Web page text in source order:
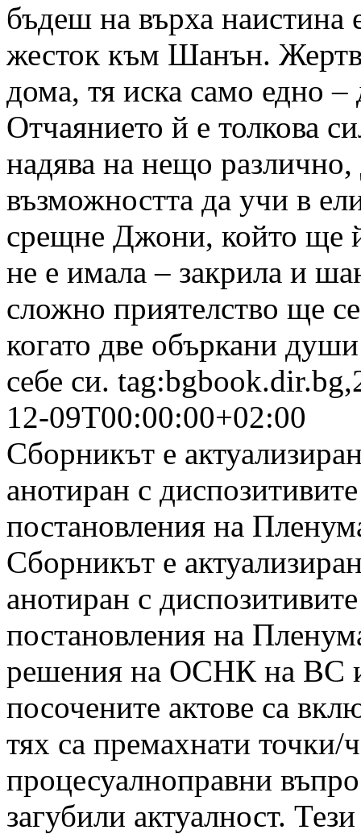
бъдеш на върха
жесток към Шанън.
дома, тя иска само едно –
Отчаянието й е толкова
надява на нещо различно,
възможността да учи в
срещне Джони, който ще
не е имала – закрила и
сложно приятелство ще
когато две объркани
себе си.
12-09T00:00:00+02:00
Сборникът е
анотиран с
постановления на
Сборникът е
анотиран с
постановления на
решения на ОСНК на ВС
посочените актове са
тях са премахнати точки/
процесуалноправни
загубили актуалност.